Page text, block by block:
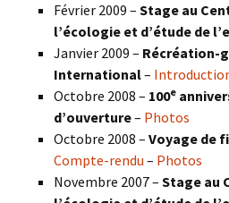
Février 2009 – Stage au
l’écologie et d’étude de
Janvier 2009 – Récréation-
International–
Octobre 2008 – 100e
d’ouverture– Photos
Octobre 2008 – Voyage de
Compte-rendu – Photos
Novembre 2007 – Stage au